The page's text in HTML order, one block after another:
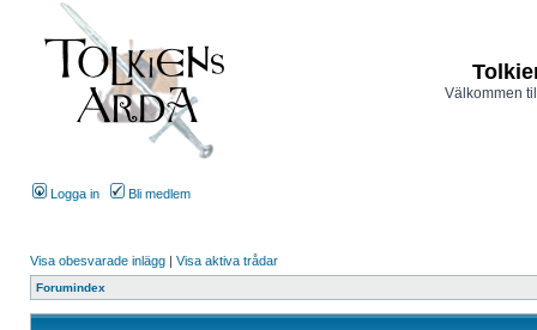
Välkommen
Logga in Bli medlem
Visa obesvarade inlägg | Visa aktiva trådar
Forumindex